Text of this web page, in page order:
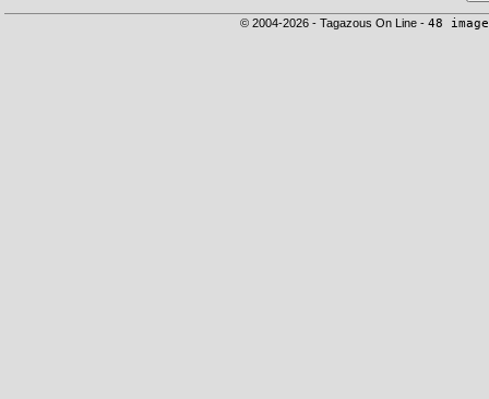
© 2004-2026 - Tagazous On Line - 48